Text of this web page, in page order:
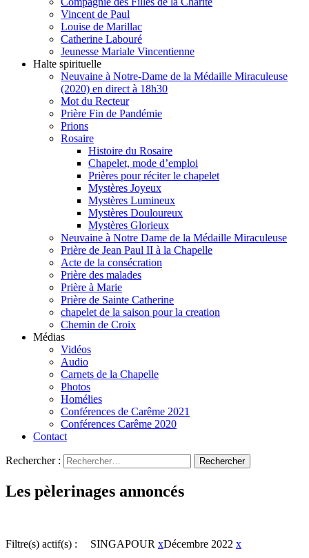
Vincent de Paul
Louise de Marillac
Catherine Labouré
Jeunesse Mariale Vincentienne
Halte spirituelle
Neuvaine à Notre-Dame de la Médaille Miraculeuse
(2020) en direct à 18h30
Mot du Recteur
Prière Fin de Pandémie
Prions
Rosaire
Histoire du Rosaire
Chapelet, mode d’emploi
Prières pour réciter le chapelet
Mystères Joyeux
Mystères Lumineux
Mystères Douloureux
Mystères Glorieux
Neuvaine à Notre Dame de la Médaille Miraculeuse
Prière de Jean Paul II à la Chapelle
Acte de la consécration
Prière des malades
Prière à Marie
Prière de Sainte Catherine
chapelet de la saison pour la creation
Chemin de Croix
Médias
Vidéos
Audio
Carnets de la Chapelle
Photos
Homélies
Conférences de Carême 2021
Conférences Carême 2020
Contact
Rechercher :
Les pèlerinages annoncés
Filtre(s) actif(s) : SINGAPOUR xDécembre 2022 x